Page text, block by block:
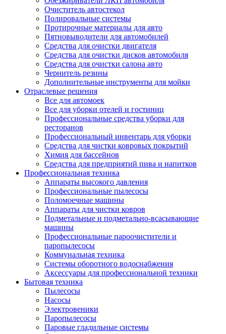
Очиститель автостекол
Полировальные системы
Протирочные материалы для авто
Пятновыводители для автомобилей
Средства для очистки двигателя
Средства для очистки дисков автомобиля
Средства для очистки салона авто
Чернитель резины
Дополнительные инструменты для мойки
Отраслевые решения
Все для автомоек
Все для уборки отелей и гостиниц
Профессиональные средства уборки для
ресторанов
Профессиональный инвентарь для уборки
Средства для чистки ковровых покрытий
Химия для бассейнов
Cредства для предприятий пива и напитков
Профессиональная техника
Аппараты высокого давления
Профессиональные пылесосы
Поломоечные машины
Аппараты для чистки ковров
Подметальные и подметально-всасывающие
машины
Профессиональные пароочистители и
паропылесосы
Коммунальная техника
Системы оборотного водоснабжения
Аксессуары для профессиональной техники
Бытовая техника
Пылесосы
Насосы
Электровеники
Паропылесосы
Паровые гладильные системы